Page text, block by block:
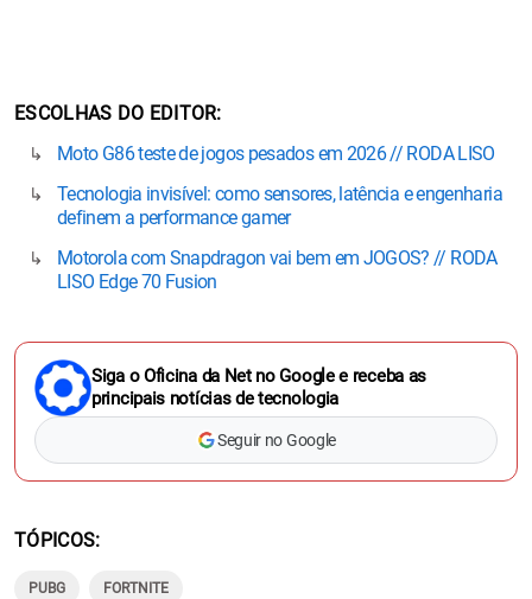
ESCOLHAS DO EDITOR
Moto G86 teste de jogos pesados em 2026 // RODA LISO
Tecnologia invisível: como sensores, latência e engenharia
definem a performance gamer
Motorola com Snapdragon vai bem em JOGOS? // RODA
LISO Edge 70 Fusion
Siga o Oficina da Net no Google e receba as
principais notícias de tecnologia
Seguir no Google
TÓPICOS
PUBG FORTNITE